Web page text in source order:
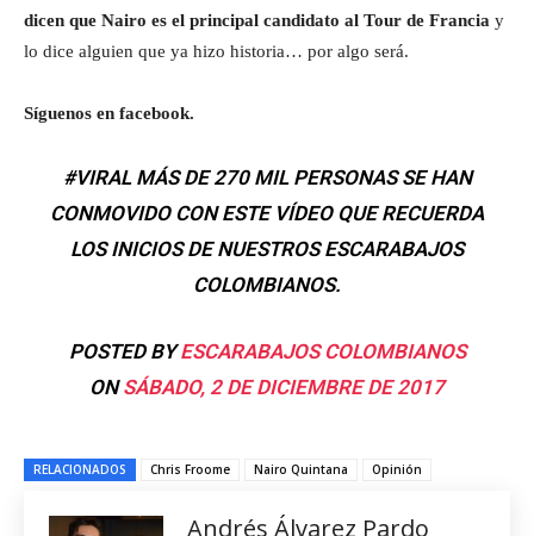
dicen que Nairo es el principal candidato al Tour de Francia y
lo dice alguien que ya hizo historia… por algo será.
Síguenos en facebook.
#VIRAL MÁS DE 270 MIL PERSONAS SE HAN
CONMOVIDO CON ESTE VÍDEO QUE RECUERDA
LOS INICIOS DE NUESTROS ESCARABAJOS
COLOMBIANOS.
POSTED BYESCARABAJOS COLOMBIANOS
ONSÁBADO, 2 DE DICIEMBRE DE 2017
RELACIONADOS Chris Froome Nairo Quintana Opinión
Andrés Álvarez Pardo